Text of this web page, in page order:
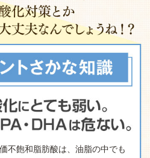
不飽和脂肪酸は、油脂の中でも